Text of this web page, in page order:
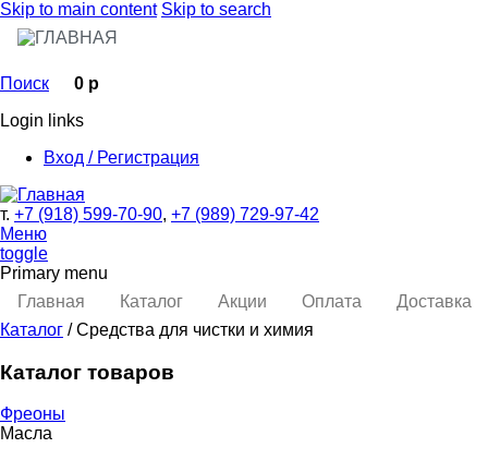
Skip to main content Skip to search
Поиск
0 р
Login links
Вход / Регистрация
т. +7 (918) 599-70-90, +7 (989) 729-97-42
Меню
toggle
Primary menu
Главная
Каталог Акции Оплата
Доставка
Каталог / Средства для чистки и химия
Каталог товаров
Фреоны
Масла